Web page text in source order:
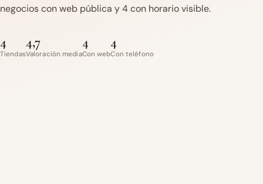
negocios con web pública y 4 con horario visible.
4
Tiendas
4,7
Valoración media
4
Con web
4
Con teléfono